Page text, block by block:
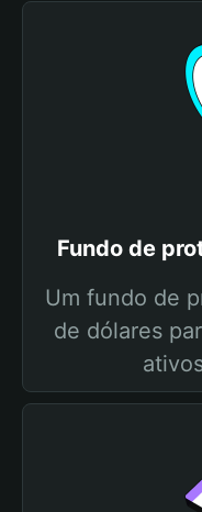
Fundo de
Um fundo de
de dólares